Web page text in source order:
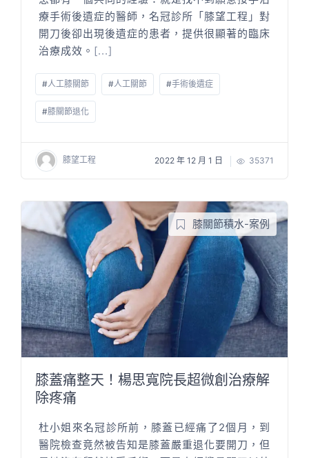
療手術後遺症的醫師，名冠診所「膝望工程」對
開刀後卻出現後遺症的患者，提供很顯著的臨床
治療成效。 [...]
#人工膝關節 #人工關節 #手術後遺症
#膝關節退化
膝望工程 2022 年 12 月 1 日 35371
膝關節積水-案例
膝蓋痛整天！楊思寬院長超微創治療解
除疼痛
杜小姐來名冠診所前，膝蓋已經痛了2個月，到
醫院檢查竟然被告知是膝蓋嚴重退化要開刀，但